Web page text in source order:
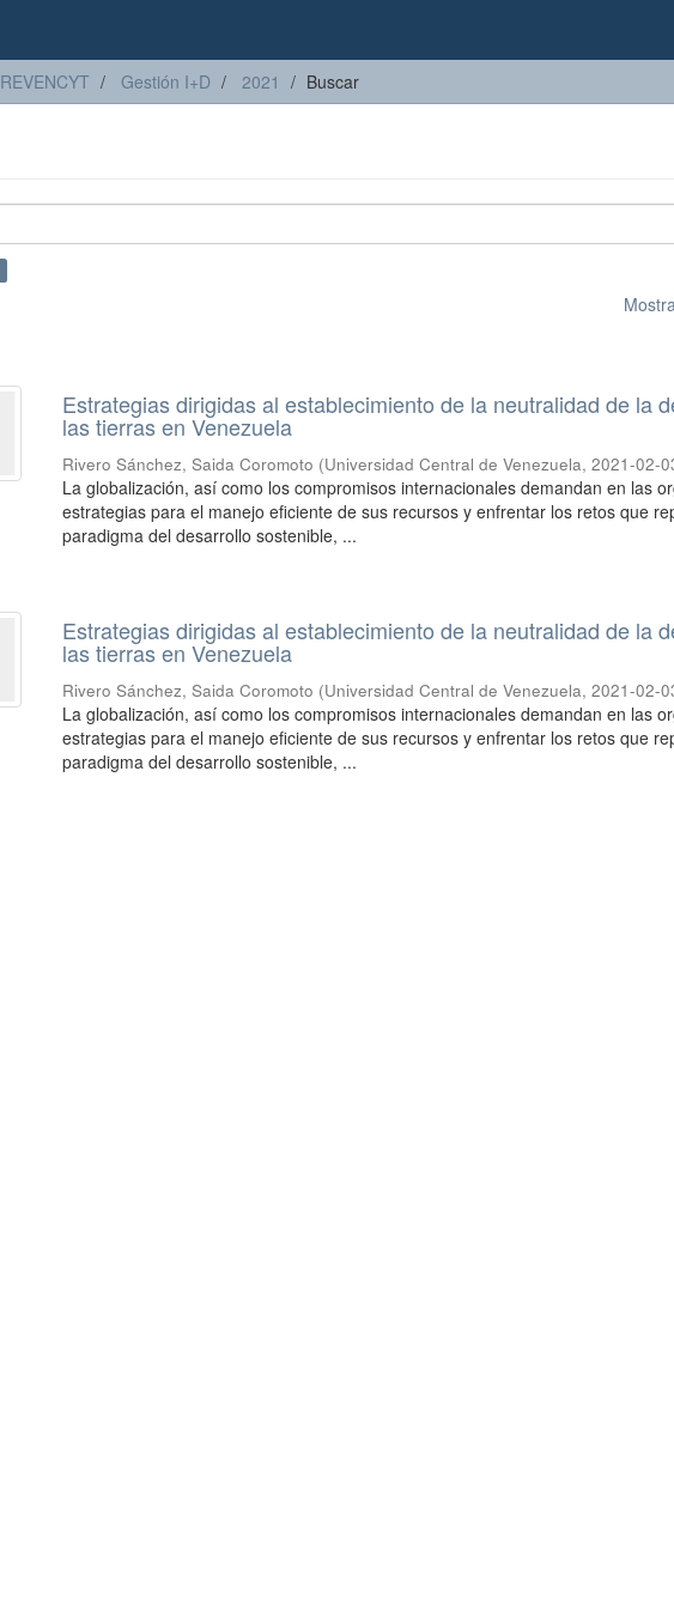
REVENCYT Gestión I+D 2021 Buscar
Estrategias dirigidas al establecimiento de la neutralidad de la
las tierras en Venezuela
Rivero Sánchez, Saida Coromoto (Universidad Central de Venezuela,2021-02-
La globalización, así como los compromisos internacionales demandan en las
estrategias para el manejo eficiente de sus recursos y enfrentar los retos que
paradigma del desarrollo sostenible, ...
Estrategias dirigidas al establecimiento de la neutralidad de la
las tierras en Venezuela
Rivero Sánchez, Saida Coromoto (Universidad Central de Venezuela,2021-02-
La globalización, así como los compromisos internacionales demandan en las
estrategias para el manejo eficiente de sus recursos y enfrentar los retos que
paradigma del desarrollo sostenible, ...